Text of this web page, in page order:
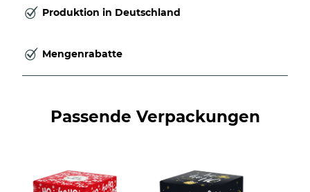
Produktion in Deutschland
Mengenrabatte
Passende Verpackungen